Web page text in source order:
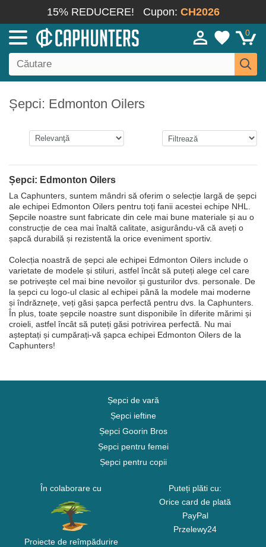
15% REDUCERE! Cupon: CH2026
0
Șepci: Edmonton Oilers
Șepci: Edmonton Oilers
La Caphunters, suntem mândri să oferim o selecție largă de șepci
ale echipei Edmonton Oilers pentru toți fanii acestei echipe NHL.
Șepcile noastre sunt fabricate din cele mai bune materiale și au o
construcție de cea mai înaltă calitate, asigurându-vă că aveți o
șapcă durabilă și rezistentă la orice eveniment sportiv.
Colecția noastră de șepci ale echipei Edmonton Oilers include o
varietate de modele și stiluri, astfel încât să puteți alege cel care
se potrivește cel mai bine nevoilor și gusturilor dvs. personale. De
la șepci cu logo-ul clasic al echipei până la modele mai moderne
și îndrăznețe, veți găsi șapca perfectă pentru dvs. la Caphunters.
În plus, toate șepcile noastre sunt disponibile în diferite mărimi și
croieli, astfel încât să puteți găsi potrivirea perfectă. Nu mai
așteptați și cumpărați-vă șapca echipei Edmonton Oilers de la
Caphunters!
Șepci de vară
Șepci ieftine
Șepci Goorin Bros
Șepci pentru femei
Șepci pentru copii
În colaborare cu
Proiecte de reîmpădurire
Puteți plăti cu:
Orice card de plată
PayPal
Przelewy24